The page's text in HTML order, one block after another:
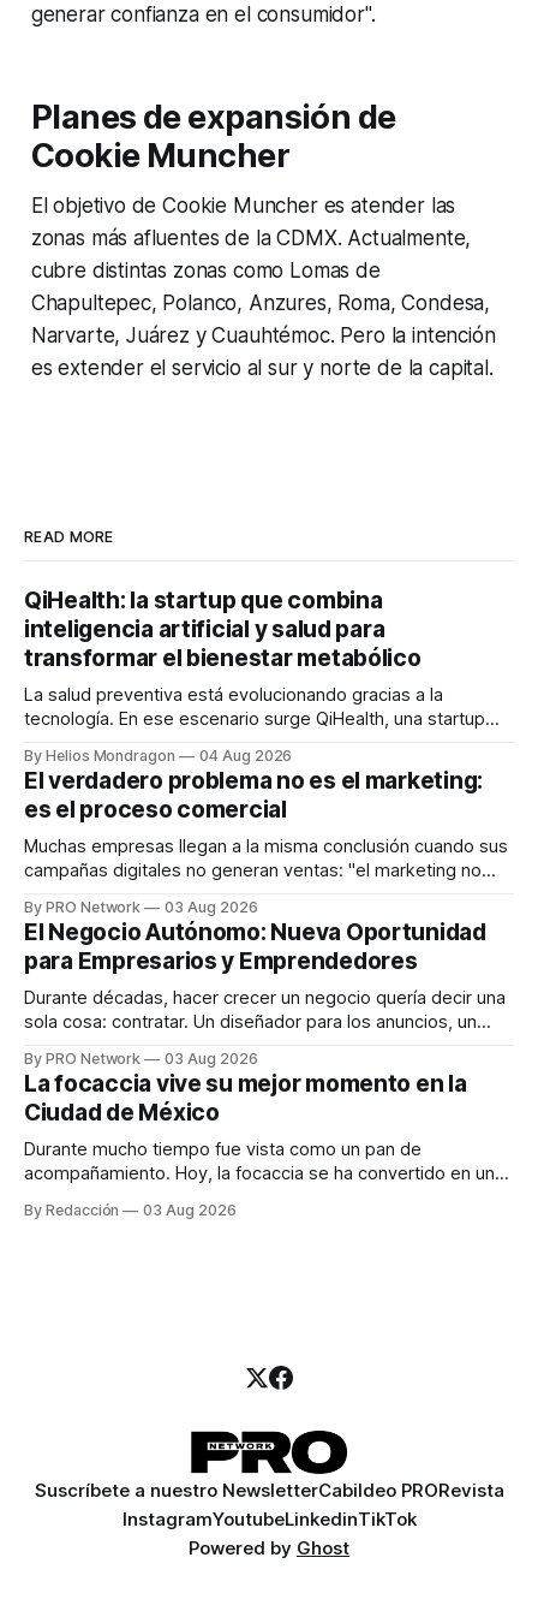
generar confianza en el consumidor".
Planes de expansión de
Cookie Muncher
El objetivo de Cookie Muncher es atender las
zonas más afluentes de la CDMX. Actualmente,
cubre distintas zonas como Lomas de
Chapultepec, Polanco, Anzures, Roma, Condesa,
Narvarte, Juárez y Cuauhtémoc. Pero la intención
es extender el servicio al sur y norte de la capital.
READ MORE
QiHealth: la startup que combina
inteligencia artificial y salud para
transformar el bienestar metabólico
La salud preventiva está evolucionando gracias a la
tecnología. En ese escenario surge QiHealth, una startup
dispositivos inteligentes, inteligencia artificial y monitoreo
en tiempo real para ayudar a las personas a tomar mejores
decisiones sobre su salud metabólica. Su propuesta busca
responder
By Helios Mondragon 04 Aug 2026
El verdadero problema no es el marketing:
es el proceso comercial
Muchas empresas llegan a la misma conclusión cuando sus
campañas digitales no generan ventas: "el marketing no
INTERIUS, el problema suele estar en otro lugar. Durante
una entrevista para el podcast SER PRO, el especialista en
marketing digital explicó que
By PRO Network 03 Aug 2026
El Negocio Autónomo: Nueva Oportunidad
para Empresarios y Emprendedores
Durante décadas, hacer crecer un negocio quería decir una
sola cosa: contratar. Un diseñador para los anuncios, un
para los textos, alguien que supiera de publicidad digital
para encontrar prospectos, un vendedor para atender
llamadas y mensajes, y —con suerte— una persona
By PRO Network 03 Aug 2026
La focaccia vive su mejor momento en la
Ciudad de México
Durante mucho tiempo fue vista como un pan de
acompañamiento. Hoy, la focaccia se ha convertido en uno
artesanal, ingredientes de calidad y experiencias que
By Redacción 03 Aug 2026
Suscríbete a nuestro NewsletterCabildeo PRORevista
InstagramYoutubeLinkedinTikTok
Powered by Ghost